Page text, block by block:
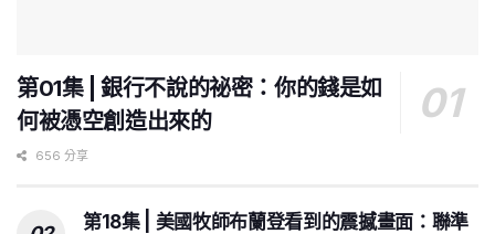
第01集 | 銀行不說的祕密：你的錢是如
何被憑空創造出來的
656 分享
第18集 | 美國牧師布蘭登看到的震撼畫面：聯準